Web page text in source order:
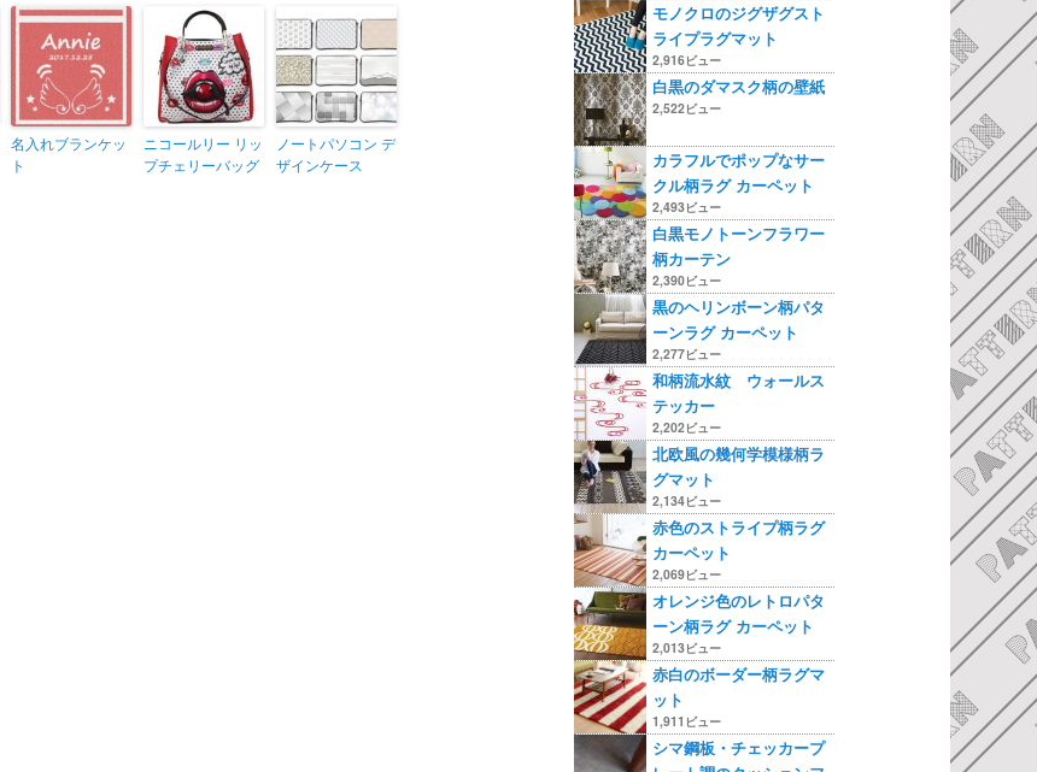
名入れブランケッ
ト
ニコールリー リッ
プチェリーバッグ
ノートパソコン デ
ザインケース
モノクロのジグザグスト
ライプラグマット
2,916ビュー
白黒のダマスク柄の壁紙
2,522ビュー
カラフルでポップなサー
クル柄ラグ カーペット
2,493ビュー
白黒モノトーンフラワー
柄カーテン
2,390ビュー
黒のヘリンボーン柄パタ
ーンラグ カーペット
2,277ビュー
和柄流水紋 ウォールス
テッカー
2,202ビュー
北欧風の幾何学模様柄ラ
グマット
2,134ビュー
赤色のストライプ柄ラグ
カーペット
2,069ビュー
オレンジ色のレトロパタ
ーン柄ラグ カーペット
2,013ビュー
赤白のボーダー柄ラグマ
ット
1,911ビュー
シマ鋼板・チェッカープ